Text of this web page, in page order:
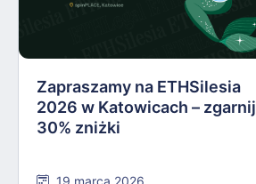
Zapraszamy na ETHSilesia
2026 w Katowicach – zgarnij
30% zniżki
19 marca 2026